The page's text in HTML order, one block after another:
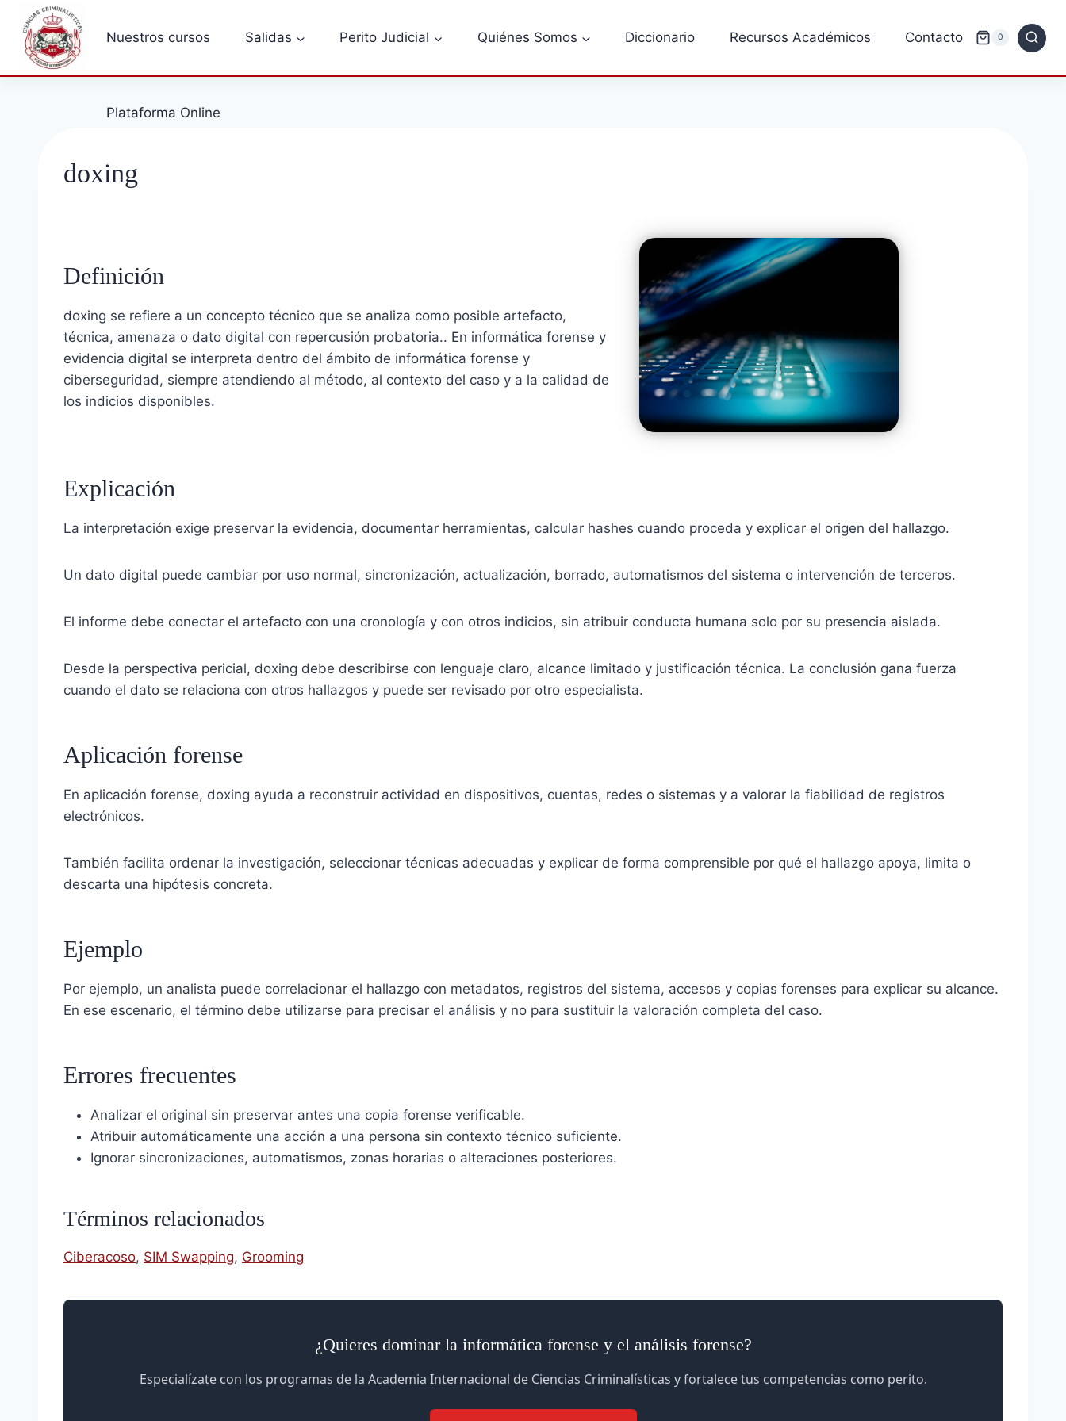
Saltar
contenido
Nuestros cursos Salidas Perito Judicial Quiénes Somos Diccionario Recursos Académicos Contacto
Plataforma Online
0
doxing
Definición
doxing se refiere a un concepto técnico que se analiza como posible artefacto,
técnica, amenaza o dato digital con repercusión probatoria.. En informática forense y
evidencia digital se interpreta dentro del ámbito de informática forense y
ciberseguridad, siempre atendiendo al método, al contexto del caso y a la calidad de
los indicios disponibles.
Explicación
La interpretación exige preservar la evidencia, documentar herramientas, calcular hashes cuando proceda y explicar el origen del hallazgo.
Un dato digital puede cambiar por uso normal, sincronización, actualización, borrado, automatismos del sistema o intervención de terceros.
El informe debe conectar el artefacto con una cronología y con otros indicios, sin atribuir conducta humana solo por su presencia aislada.
Desde la perspectiva pericial, doxing debe describirse con lenguaje claro, alcance limitado y justificación técnica. La conclusión gana fuerza
cuando el dato se relaciona con otros hallazgos y puede ser revisado por otro especialista.
Aplicación forense
En aplicación forense, doxing ayuda a reconstruir actividad en dispositivos, cuentas, redes o sistemas y a valorar la fiabilidad de registros
electrónicos.
También facilita ordenar la investigación, seleccionar técnicas adecuadas y explicar de forma comprensible por qué el hallazgo apoya, limita o
descarta una hipótesis concreta.
Ejemplo
Por ejemplo, un analista puede correlacionar el hallazgo con metadatos, registros del sistema, accesos y copias forenses para explicar su alcance.
En ese escenario, el término debe utilizarse para precisar el análisis y no para sustituir la valoración completa del caso.
Errores frecuentes
Analizar el original sin preservar antes una copia forense verificable.
Atribuir automáticamente una acción a una persona sin contexto técnico suficiente.
Ignorar sincronizaciones, automatismos, zonas horarias o alteraciones posteriores.
Términos relacionados
Ciberacoso, SIM Swapping, Grooming
¿Quieres dominar la informática forense y el análisis forense?
Especialízate con los programas de la Academia Internacional de Ciencias Criminalísticas y fortalece tus competencias como perito.